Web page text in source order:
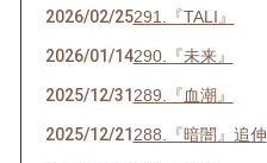
2026/02/25291.『TALI』
2026/01/14290.『未来』
2025/12/31289.『血潮』
2025/12/21288.『暗闇』追伸